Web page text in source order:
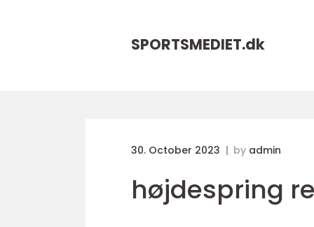
SPORTSMEDIET.dk
30. October 2023 by admin
højdespring